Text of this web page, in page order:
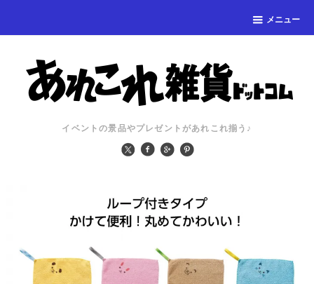
メニュー
イベントの景品やプレゼントがあれこれ揃う♪